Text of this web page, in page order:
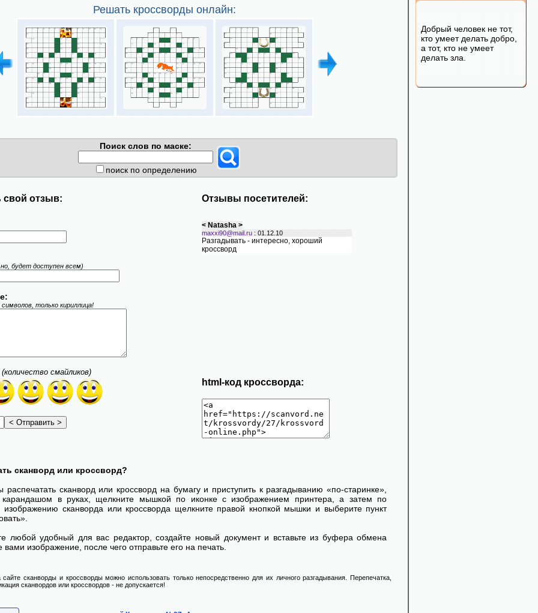
Решать кроссворды онлайн:
Поиск слов по маске:
поиск по определению
свой отзыв: Отзывы посетителей:
будет доступен всем)
только кириллица!
(количество смайликов)
< Natasha >
maxxi90@mail.ru : 01.12.10
Разгадывать - интересно, хороший
кроссворд
html-код кроссворда:
сканворд или кроссворд?
распечатать сканворд или кроссворд на бумагу и приступить к разгадыванию «по-старинке»,
карандашом в руках, щелкните мышкой по иконке с изображением принтера, а затем по
изображению сканворда или кроссворда щелкните правой кнопкой мышки и выберите пункт
любой удобный для вас редактор, создайте новый документ и вставьте из буфера обмена
вами изображение, после чего отправьте его на печать.
сканворды и кроссворды можно использовать только непосредственно для их личного разгадывания. Перепечатка,
сканвордов или кроссвордов - не допускается!
Добрый человек не тот,
кто умеет делать добро,
а тот, кто не умеет
делать зла.